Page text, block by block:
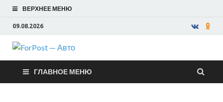
ВЕРХНЕЕ МЕНЮ
09.08.2026
ForPost —
Авто
ГЛАВНОЕ МЕНЮ